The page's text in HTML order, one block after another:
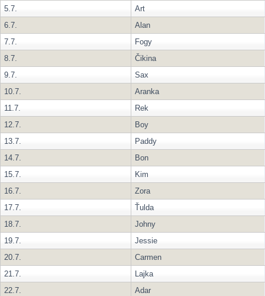
5.7.
Art
6.7.
Alan
7.7.
Fogy
8.7.
Čikina
9.7.
Sax
10.7.
Aranka
11.7.
Rek
12.7.
Boy
13.7.
Paddy
14.7.
Bon
15.7.
Kim
16.7.
Zora
17.7.
Ťulda
18.7.
Johny
19.7.
Jessie
20.7.
Carmen
21.7.
Lajka
22.7.
Adar